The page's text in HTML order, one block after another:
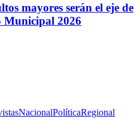
mayores serán el eje de
Municipal 2026
NacionalPolíticaRegional